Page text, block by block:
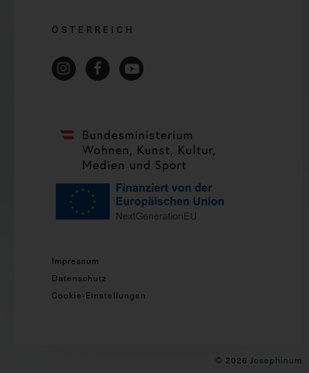
ÖSTERREICH
Impressum
Datenschutz
Cookie-Einstellungen
© 2026 Josephinum